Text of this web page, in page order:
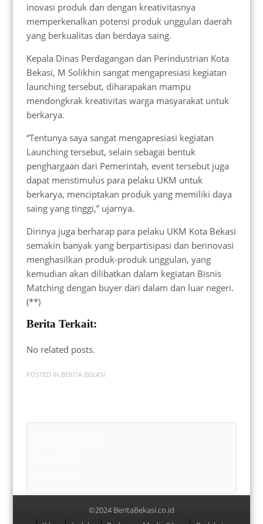
inovasi produk dan dengan kreativitasnya
memperkenalkan potensi produk unggulan daerah
yang berkualitas dan berdaya saing.
Kepala Dinas Perdagangan dan Perindustrian Kota
Bekasi, M Solikhin sangat mengapresiasi kegiatan
launching tersebut, diharapakan mampu
mendongkrak kreativitas warga masyarakat untuk
berkarya.
“Tentunya saya sangat mengapresiasi kegiatan
Launching tersebut, selain sebagai bentuk
penghargaan dari Pemerintah, event tersebut juga
dapat menstimulus para pelaku UKM untuk
berkarya, menciptakan produk yang memiliki daya
saing yang tinggi,” ujarnya.
Dirinya juga berharap para pelaku UKM Kota Bekasi
semakin banyak yang berpartisipasi dan berinovasi
menghasilkan produk-produk unggulan, yang
kemudian akan dilibatkan dalam kegiatan Bisnis
Matching dengan buyer dari dalam dan luar negeri.
(**)
Berita Terkait:
No related posts.
POSTED IN BERITA BEKASI
©2024 BeritaBekasi.co.id